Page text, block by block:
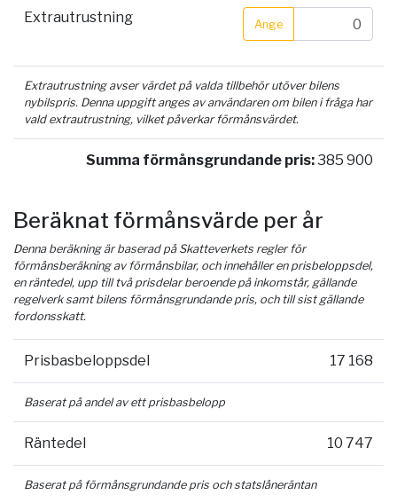
Extrautrustning Ange
Extrautrustning avser värdet på valda tillbehör utöver bilens
nybilspris. Denna uppgift anges av användaren om bilen i fråga har
vald extrautrustning, vilket påverkar förmånsvärdet.
Summa förmånsgrundande pris:385 900
Beräknat förmånsvärde per år
Denna beräkning är baserad på Skatteverkets regler för
förmånsberäkning av förmånsbilar, och innehåller en prisbeloppsdel,
en räntedel, upp till två prisdelar beroende på inkomstår, gällande
regelverk samt bilens förmånsgrundande pris, och till sist gällande
fordonsskatt.
Prisbasbeloppsdel 17 168
Baserat på andel av ett prisbasbelopp
Räntedel 10 747
Baserat på förmånsgrundande pris och statslåneräntan